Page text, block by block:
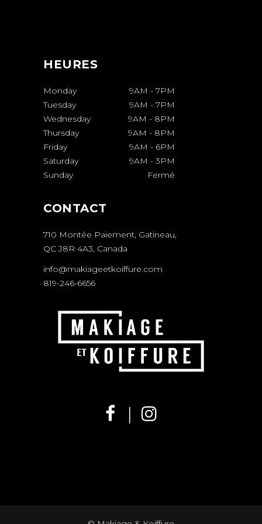
CONTACT
710 Montée Paiement, Gatineau,
QC J8R 4A3, Canada
info@makiageetkoiffure.com
819-246-6656
HEURES
Monday 9AM - 7PM
Tuesday
9AM - 7PM
Wednesday
9AM - 8PM
Thursday
9AM - 8PM
Friday
9AM - 6PM
Saturday
9AM - 3PM
Sunday
Fermé